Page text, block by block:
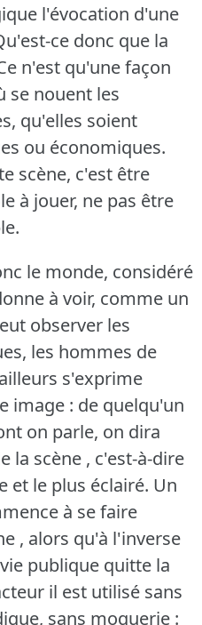
l'évocation d'une
ce donc que la
n'est qu'une façon
se nouent les
qu'elles soient
ou économiques.
scène, c'est être
à jouer, ne pas être
le monde, considéré
à voir, comme un
observer les
les hommes de
s'exprime
image : de quelqu'un
on parle, on dira
la scène , c'est-à-dire
et le plus éclairé. Un
à se faire
, alors qu'à l'inverse
publique quitte la
il est utilisé sans
sans moquerie :